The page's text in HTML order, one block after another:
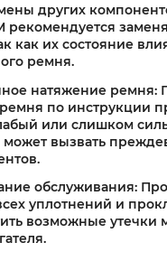
других
как их состояние
ремня.
натяжение ремня:
по инструкции
или слишком
может вызвать
обслуживания:
уплотнений и
возможные утечки